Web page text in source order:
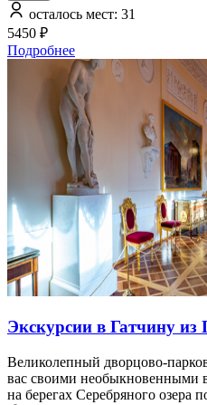
осталось мест: 31
5450 ₽
Подробнее
Экскурсии в Гатчину из
Великолепный дворцово-
вас своими необыкновенными
на берегах Серебряного озера